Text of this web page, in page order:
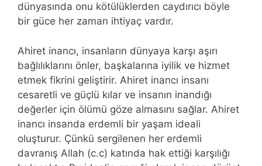
dünyasında onu kötülüklerden caydırıcı böyle
bir güce her zaman ihtiyaç vardır.
Ahiret inancı, insanların dünyaya karşı aşırı
bağlılıklarını önler, başkalarına iyilik ve hizmet
etmek fikrini geliştirir. Ahiret inancı insanı
cesaretli ve güçlü kılar ve insanın inandığı
değerler için ölümü göze almasını sağlar. Ahiret
inancı insanda erdemli bir yaşam ideali
oluşturur. Çünkü sergilenen her erdemli
davranış Allah (c.c) katında hak ettiği karşılığı